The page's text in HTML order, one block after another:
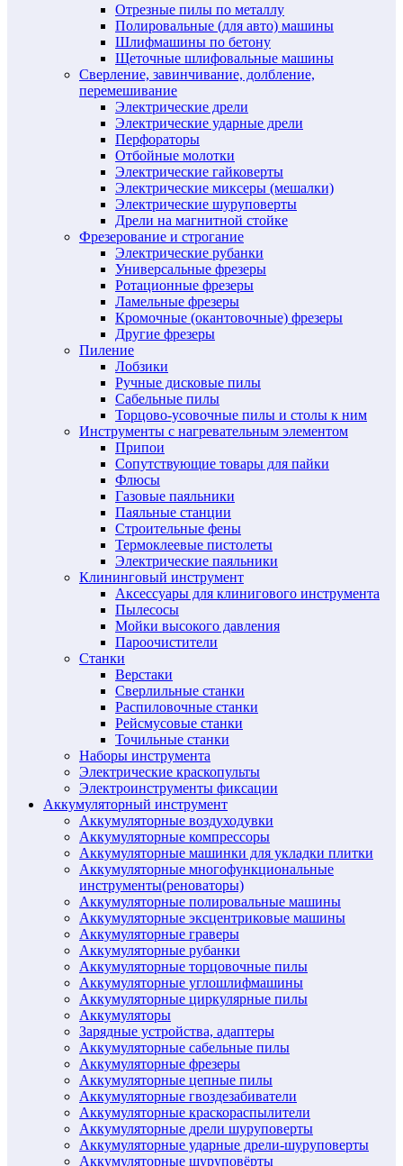
Отрезные пилы по металлу
Полировальные (для авто) машины
Шлифмашины по бетону
Щеточные шлифовальные машины
Сверление, завинчивание, долбление,
перемешивание
Электрические дрели
Электрические ударные дрели
Перфораторы
Отбойные молотки
Электрические гайковерты
Электрические миксеры (мешалки)
Электрические шуруповерты
Дрели на магнитной стойке
Фрезерование и строгание
Электрические рубанки
Универсальные фрезеры
Ротационные фрезеры
Ламельные фрезеры
Кромочные (окантовочные) фрезеры
Другие фрезеры
Пиление
Лобзики
Ручные дисковые пилы
Сабельные пилы
Торцово-усовочные пилы и столы к ним
Инструменты с нагревательным элементом
Припои
Сопутствующие товары для пайки
Флюсы
Газовые паяльники
Паяльные станции
Строительные фены
Термоклеевые пистолеты
Электрические паяльники
Клининговый инструмент
Аксессуары для клинигового инструмента
Пылесосы
Мойки высокого давления
Пароочистители
Станки
Верстаки
Сверлильные станки
Распиловочные станки
Рейсмусовые станки
Точильные станки
Наборы инструмента
Электрические краскопульты
Электроинструменты фиксации
Аккумуляторный инструмент
Аккумуляторные воздуходувки
Аккумуляторные компрессоры
Аккумуляторные машинки для укладки плитки
Аккумуляторные многофункциональные
инструменты(реноваторы)
Аккумуляторные полировальные машины
Аккумуляторные эксцентриковые машины
Аккумуляторные граверы
Аккумуляторные рубанки
Аккумуляторные торцовочные пилы
Аккумуляторные углошлифмашины
Аккумуляторные циркулярные пилы
Аккумуляторы
Зарядные устройства, адаптеры
Аккумуляторные сабельные пилы
Аккумуляторные фрезеры
Аккумуляторные цепные пилы
Аккумуляторные гвоздезабиватели
Аккумуляторные краскораспылители
Аккумуляторные дрели шуруповерты
Аккумуляторные ударные дрели-шуруповерты
Аккумуляторные шуруповёрты